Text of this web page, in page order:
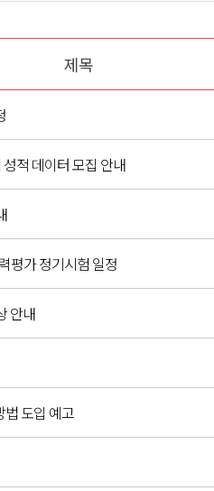
제목
적 데이터 모집 안내
평가 정기시험 일정
안내
법 도입 예고